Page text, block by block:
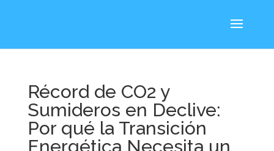
Récord de CO2 y
Sumideros en Declive:
Por qué la Transición
Energética Necesita un